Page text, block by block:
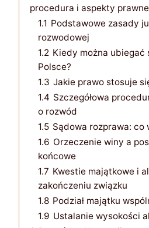
procedura i aspekty prawne
1.1 Podstawowe zasady
rozwodowej
1.2 Kiedy można ubiegać
Polsce?
1.3 Jakie prawo stosuje
1.4 Szczegółowa
o rozwód
1.5 Sądowa rozprawa: co
1.6 Orzeczenie winy a
końcowe
1.7 Kwestie majątkowe i
zakończeniu związku
1.8 Podział majątku
1.9 Ustalanie wysokości